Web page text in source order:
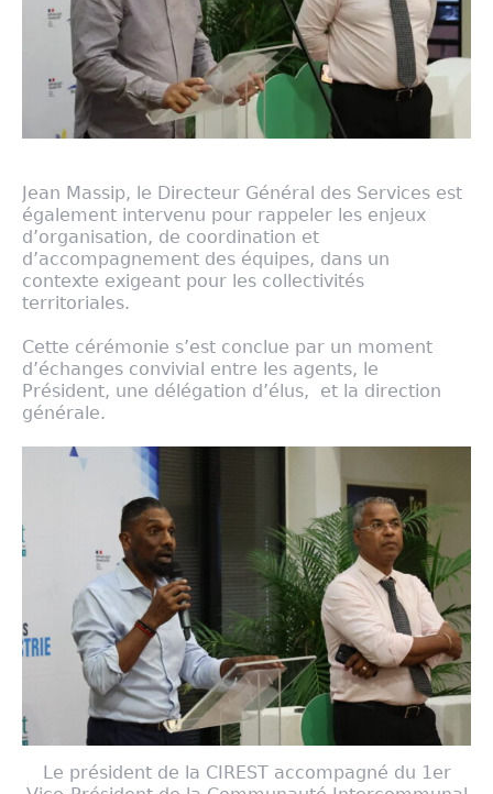
Jean Massip, le Directeur Général des Services est
également intervenu pour rappeler les enjeux
d’organisation, de coordination et
d’accompagnement des équipes, dans un
contexte exigeant pour les collectivités
territoriales.
Cette cérémonie s’est conclue par un moment
d’échanges convivial entre les agents, le
Président, une délégation d’élus, et la direction
générale.
Le président de la CIREST accompagné du 1er